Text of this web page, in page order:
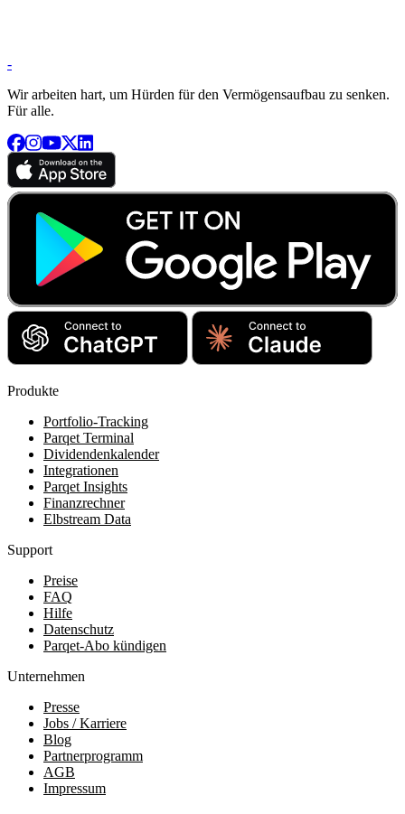
-
Wir arbeiten hart, um Hürden für den Vermögensaufbau zu senken.
Für alle.
Produkte
Portfolio-Tracking
Parqet Terminal
Dividendenkalender
Integrationen
Parqet Insights
Finanzrechner
Elbstream Data
Support
Preise
FAQ
Hilfe
Datenschutz
Parqet-Abo kündigen
Unternehmen
Presse
Jobs / Karriere
Blog
Partnerprogramm
AGB
Impressum